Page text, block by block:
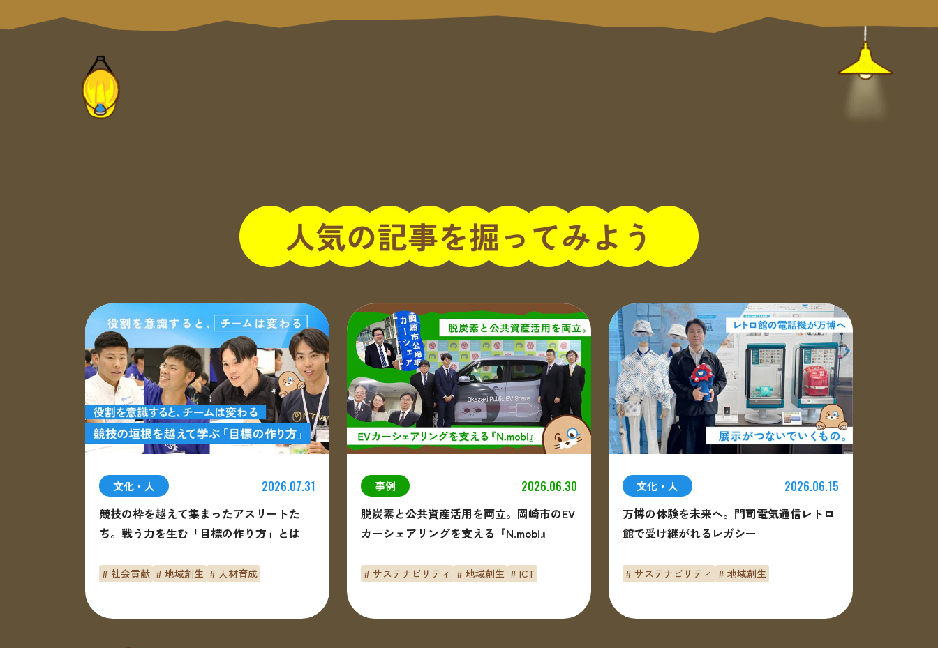
文化・人
2026.07.31
競技の枠を越えて集まったアスリートた
ち。戦う力を生む「目標の作り方」とは
# 社会貢献 # 地域創生 # 人材育成
事例
2026.06.30
脱炭素と公共資産活用を両立。岡崎市のEV
カーシェアリングを支える『N.mobi』
# サステナビリティ # 地域創生 # ICT
文化・人
2026.06.15
万博の体験を未来へ。門司電気通信レトロ
館で受け継がれるレガシー
# サステナビリティ # 地域創生